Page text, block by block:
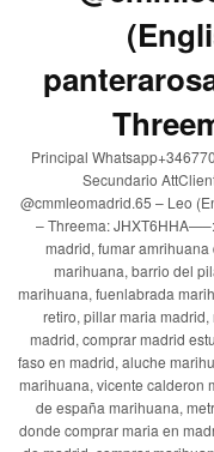
Principal
Secundario
@cmmleomadrid.65 – Leo
– Threema:
madrid, fumar
marihuana, barrio del
marihuana, fuenlabrada
retiro, pillar maria
madrid, comprar madrid
faso en madrid, aluche
marihuana, vicente calderon
de españa marihuana,
donde comprar maria en